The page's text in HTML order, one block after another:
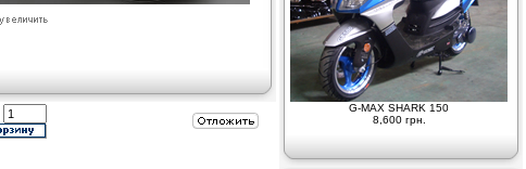
G-MAX SHARK 150
8,600 грн.